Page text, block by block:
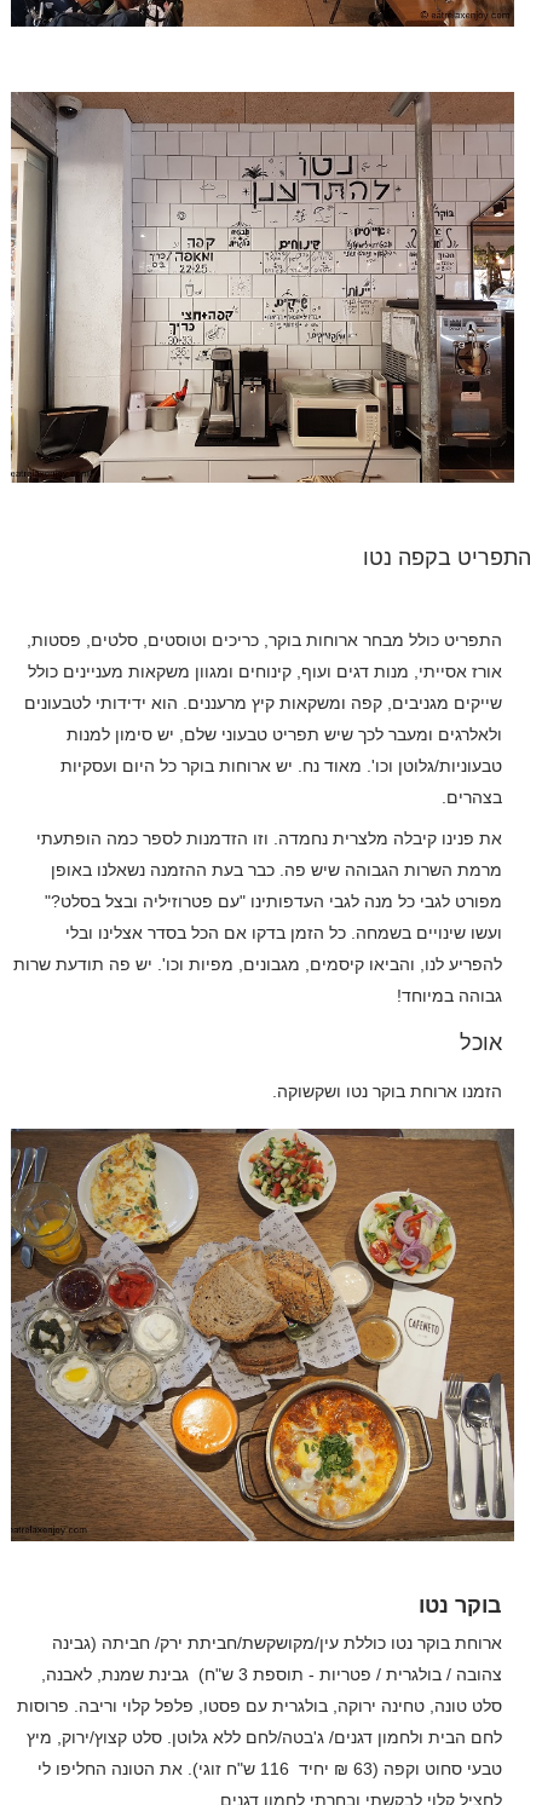
התפריט בקפה נטו
התפריט כולל מבחר ארוחות בוקר, כריכים וטוסטים, סלטים, פסטות,
אורז אסייתי, מנות דגים ועוף, קינוחים ומגוון משקאות מעניינים כולל
שייקים מגניבים, קפה ומשקאות קיץ מרעננים. הוא ידידותי לטבעונים
ולאלרגים ומעבר לכך שיש תפריט טבעוני שלם, יש סימון למנות
טבעוניות/גלוטן וכו'. מאוד נח. יש ארוחות בוקר כל היום ועסקיות
בצהרים.
את פנינו קיבלה מלצרית נחמדה. וזו הזדמנות לספר כמה הופתעתי
מרמת השרות הגבוהה שיש פה. כבר בעת ההזמנה נשאלנו באופן
מפורט לגבי כל מנה לגבי העדפותינו "עם פטרוזיליה ובצל בסלט?"
ועשו שינויים בשמחה. כל הזמן בדקו אם הכל בסדר אצלינו ובלי
להפריע לנו, והביאו קיסמים, מגבונים, מפיות וכו'. יש פה תודעת שרות
גבוהה במיוחד!
אוכל
הזמנו ארוחת בוקר נטו ושקשוקה.
בוקר נטו
ארוחת בוקר נטו כוללת עין/מקושקשת/חביתת ירק/ חביתה (גבינה
צהובה / בולגרית / פטריות - תוספת 3 ש"ח) גבינת שמנת, לאבנה,
סלט טונה, טחינה ירוקה, בולגרית עם פסטו, פלפל קלוי וריבה. פרוסות
לחם הבית ולחמון דגנים/ ג'בטה/לחם ללא גלוטן. סלט קצוץ/ירוק, מיץ
טבעי סחוט וקפה (63 ₪ יחיד116 ש"ח זוגי). את הטונה החליפו לי
לחציל קלוי לבקשתי ובחרתי לחמון דגנים.